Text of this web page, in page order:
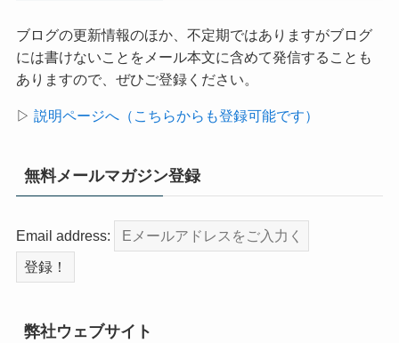
ブログの更新情報のほか、不定期ではありますがブログ
には書けないことをメール本文に含めて発信することも
ありますので、ぜひご登録ください。
▷ 説明ページへ（こちらからも登録可能です）
無料メールマガジン登録
Email address:
弊社ウェブサイト